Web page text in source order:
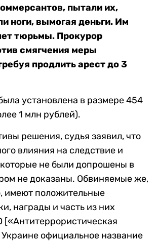
пытали их,
ноги, вымогая деньги. Им
тюрьмы. Прокурор
смягчения меры
продлить арест до 3
установлена в размере 454
1 млн рублей).
решения, судья заявил, что
влияния на следствие и
не были допрошены в
не доказаны. Обвиняемые же,
имеют положительные
награды и часть из них
[«Антитеррористическая
официальное название